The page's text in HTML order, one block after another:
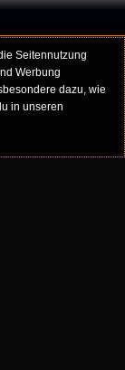
Seitennutzung
Werbung
dazu, wie
in unseren